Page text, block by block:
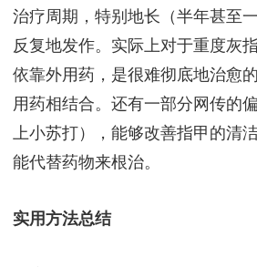
治疗周期，特别地长（半年甚至
反复地发作。实际上对于重度灰
依靠外用药，是很难彻底地治愈
用药相结合。还有一部分网传的
上小苏打），能够改善指甲的清
能代替药物来根治。
实用方法总结